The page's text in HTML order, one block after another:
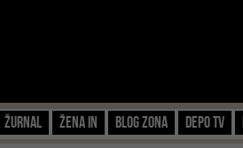
Žurnal Žena IN Blog zona Depo TV